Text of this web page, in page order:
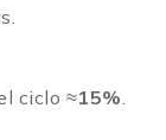
ciclo ≈15%.